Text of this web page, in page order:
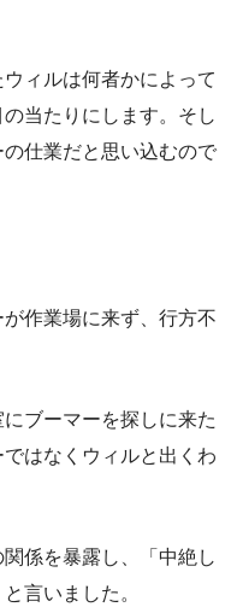
ィルは何者かによって
当たりにします。そし
仕業だと思い込むので
作業場に来ず、行方不
ブーマーを探しに来た
はなくウィルと出くわ
係を暴露し、「中絶し
言いました。